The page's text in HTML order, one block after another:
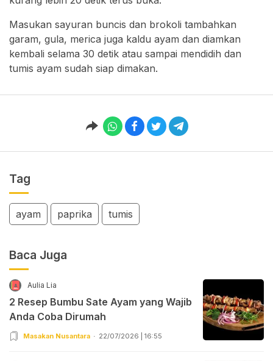
Masukan sayuran buncis dan brokoli tambahkan
garam, gula, merica juga kaldu ayam dan diamkan
kembali selama 30 detik atau sampai mendidih dan
tumis ayam sudah siap dimakan.
Tag
ayam paprika tumis
Baca Juga
Aulia Lia
2 Resep Bumbu Sate Ayam yang Wajib
Anda Coba Dirumah
Masakan Nusantara 22/07/2026 | 16:55